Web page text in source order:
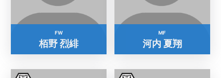
FW
栢野 烈緋
MF
河内 夏翔